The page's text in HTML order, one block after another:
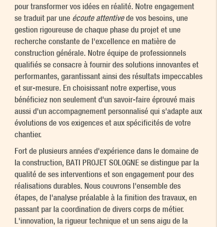
pour transformer vos idées en réalité. Notre engagement
se traduit par une écoute attentivede vos besoins, une
gestion rigoureuse de chaque phase du projet et une
recherche constante de l'excellence en matière de
construction générale. Notre équipe de professionnels
qualifiés se consacre à fournir des solutions innovantes et
performantes, garantissant ainsi des résultats impeccables
et sur-mesure. En choisissant notre expertise, vous
bénéficiez non seulement d'un savoir-faire éprouvé mais
aussi d'un accompagnement personnalisé qui s'adapte aux
évolutions de vos exigences et aux spécificités de votre
chantier.
Fort de plusieurs années d'expérience dans le domaine de
la construction, BATI PROJET SOLOGNE se distingue par la
qualité de ses interventions et son engagement pour des
réalisations durables. Nous couvrons l'ensemble des
étapes, de l'analyse préalable à la finition des travaux, en
passant par la coordination de divers corps de métier.
L'innovation, la rigueur technique et un sens aigu de la